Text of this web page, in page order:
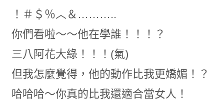
！＃＄％︿＆………..
你們看啦～～他在學誰！！！？
三八阿花大綠！！！(氣)
但我怎麼覺得，他的動作比我更嬌媚！？
哈哈哈～你真的比我還適合當女人！